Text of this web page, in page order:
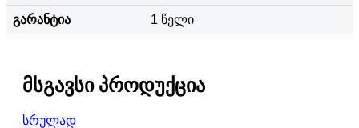
გარანტია 1 წელი
მსგავსი პროდუქცია
სრულად